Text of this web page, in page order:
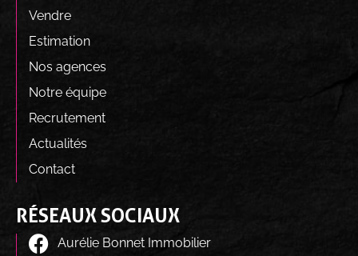
Vendre
Estimation
Nos agences
Notre équipe
Recrutement
Actualités
Contact
RÉSEAUX SOCIAUX
Aurélie Bonnet Immobilier